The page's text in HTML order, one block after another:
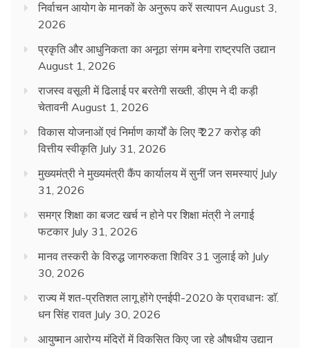
निर्वाचन आयोग के मानकों के अनुरूप करें सत्यापन August 3,
2026
प्रकृति और आधुनिकता का अनूठा संगम बनेगा राष्ट्रपति उद्यान
August 1, 2026
राजस्व वसूली में ढिलाई पर बरतेगी सख्ती, डीएम ने दी कड़ी
चेतावनी August 1, 2026
विकास योजनाओं एवं निर्माण कार्यों के लिए ₹ 227 करोड़ की
वित्तीय स्वीकृति July 31, 2026
मुख्यमंत्री ने मुख्यमंत्री कैंप कार्यालय में सुनीं जन समस्याएं July
31, 2026
समग्र शिक्षा का बजट खर्च न होने पर शिक्षा मंत्री ने लगाई
फटकार July 31, 2026
मानव तस्करी के विरुद्ध जागरुकता शिविर 31 जुलाई को July
30, 2026
राज्य में शत-प्रतिशत लागू होंगे एनईपी-2020 के प्रावधानः डाॅ.
धन सिंह रावत July 30, 2026
आयुष्मान आरोग्य मंदिरों में विकसित किए जा रहे औषधीय उद्यान